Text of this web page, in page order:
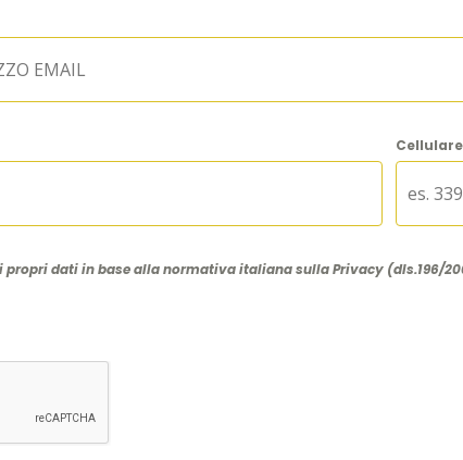
dati in base alla normativa italiana sulla Privacy (dls.196/